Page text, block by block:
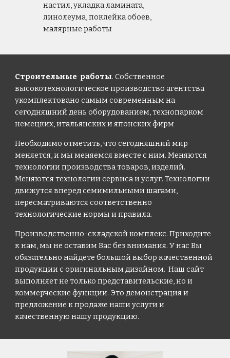
настил, укладка ламината,
линолеума, поклейка обоев,
малярные работы
Строительные работы. Собственное
высокотехнологическое производство агентства
укомплектовано самым современным на
сегодняшний день оборудованием, технопарком
немецких, итальянских и японских фирм
Необходимо отметить, что сегодняшний мир
меняется, и мы меняемся вместе с ним. Меняются
технологии производства товаров, изделий.
Меняются технологии сервиса и услуг. Технологии
движутся вперед семимильными шагами,
пересматриваются соответственно
технологические нормы и правила.
Производственно-складской комплекс. Приходите
к нам, мы не оставим Вас без внимания. У нас Вы
обязательно найдете большой выбор качественной
продукции с оригинальным дизайном. Наш сайт
выполняет не только представительские, но и
коммерческие функции. Это демонстрация и
предложение к продаже наши услуги и
качественную нашу продукцию.